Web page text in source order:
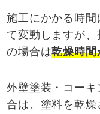
施工にかかる時
て変動しますが
の場合は乾燥時間
外壁塗装・コー
合は、塗料を乾